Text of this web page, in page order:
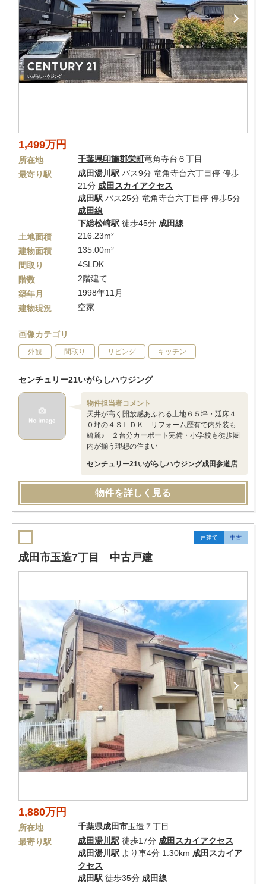
1,499万円
所在地 千葉県印旛郡栄町竜角寺台６丁目
最寄り駅
成田湯川駅 バス9分 竜角寺台六丁目停 停歩
21分 成田スカイアクセス
成田駅 バス25分 竜角寺台六丁目停 停歩5分
成田線
下総松崎駅 徒歩45分 成田線
土地面積
216.23m²
建物面積
135.00m²
間取り
4SLDK
階数
2階建て
築年月
1998年11月
建物現況
空家
画像カテゴリ
外観 間取り リビング キッチン
センチュリー21いがらしハウジング
物件担当者コメント
天井が高く開放感あふれる土地６５坪・延床４
０坪の４ＳＬＤＫ リフォーム歴有で内外装も
綺麗♪ ２台分カーポート完備・小学校も徒歩圏
内が揃う理想の住まい
センチュリー21いがらしハウジング成田参道店
物件を詳しく見る
戸建て 中古
成田市玉造7丁目 中古戸建
1,880万円
所在地 千葉県成田市玉造７丁目
最寄り駅
成田湯川駅 徒歩17分 成田スカイアクセス
成田湯川駅 より車4分 1.30km 成田スカイア
クセス
成田駅 徒歩35分 成田線